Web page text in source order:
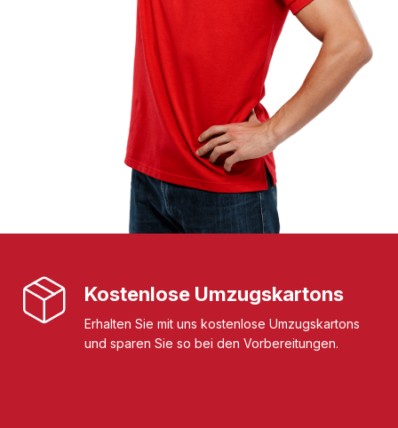
Kostenlose Umzugskartons
Erhalten Sie mit uns kostenlose Umzugskartons
und sparen Sie so bei den Vorbereitungen.